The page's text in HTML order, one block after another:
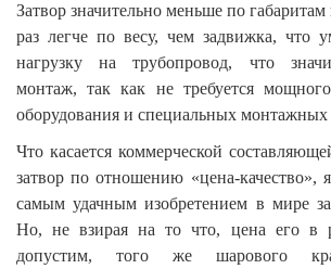
Затвор значительно меньше по
раз легче по весу, чем задвижка, что
нагрузку на трубопровод, что
монтаж, так как не требуется
оборудования и специальных монтажных
Что касается коммерческой
затвор по отношению «цена-качество»,
самым удачным изобретением в мире
Но, не взирая на то что, цена его в
допустим, того же шарового